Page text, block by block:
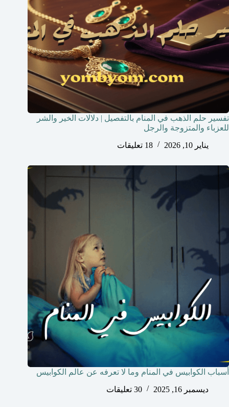
تفسير حلم الذهب في المنام بالتفصيل | دلالات الخير والشر
للعزباء والمتزوجة والرجل
يناير 10, 2026
18 تعليقات
أسباب الكوابيس في المنام وما لا تعرفه عن عالم الكوابيس
ديسمبر 16, 2025
30 تعليقات